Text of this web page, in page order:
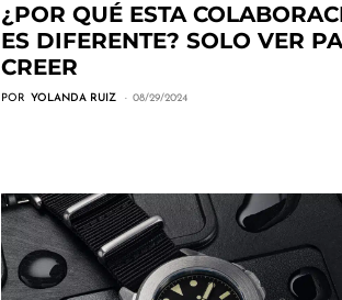
¿POR QUÉ ESTA
ES DIFERENTE? SOLO VER
CREER
POR YOLANDA RUIZ 08/29/2024